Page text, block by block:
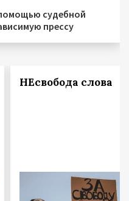
судебной
прессу
НЕсвобода слова